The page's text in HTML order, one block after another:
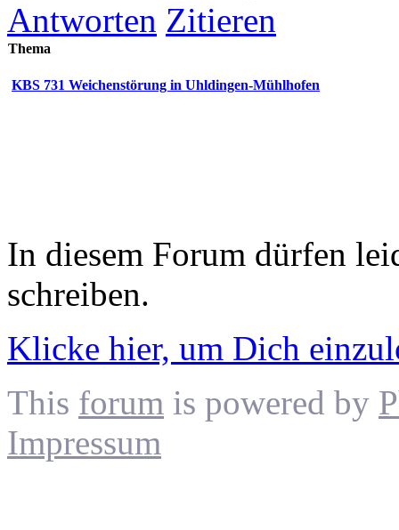
Antworten Zitieren
Thema
KBS 731 Weichenstörung in Uhldingen-Mühlhofen
In diesem Forum dürfen
schreiben.
Klicke hier, um Dich
This forum is powered by
Impressum